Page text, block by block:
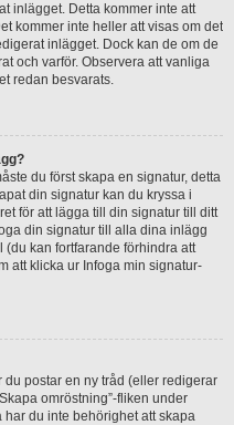
inlägget. Detta kommer inte att
kommer inte heller att visas om det
inlägget. Dock kan de om de
och varför. Observera att vanliga
redan besvarats.
du först skapa en signatur, detta
din signatur kan du kryssa i
för att lägga till din signatur till ditt
din signatur till alla dina inlägg
kan fortfarande förhindra att
att klicka ur Infoga min signatur-
du postar en ny tråd (eller redigerar
omröstning”-fliken under
du inte behörighet att skapa